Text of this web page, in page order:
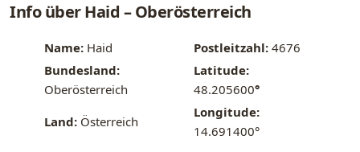
Info über Haid – Oberösterreich
Name: Haid Postleitzahl: 4676
Bundesland:
Oberösterreich
Latitude:
48.205600°
Land: Österreich
Longitude:
14.691400°